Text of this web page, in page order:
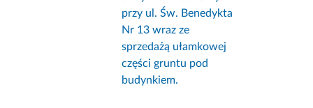
przy ul. Św. Benedykta
Nr 13 wraz ze
sprzedażą ułamkowej
części gruntu pod
budynkiem.